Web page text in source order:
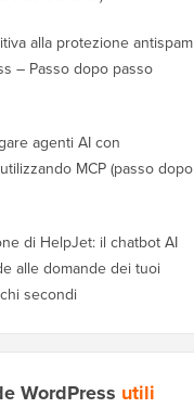
alla protezione antispam
– Passo dopo passo
agenti AI con
MCP (passo dopo
di HelpJet: il chatbot AI
alle domande dei tuoi
secondi
WordPress utili